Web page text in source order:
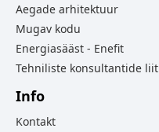
Aegade arhitektuur
Mugav kodu
Energiasääst - Enefit
Tehniliste konsultantide liit
Info
Kontakt